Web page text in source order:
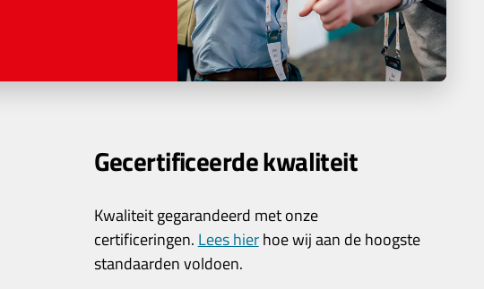
Gecertificeerde kwaliteit
Kwaliteit gegarandeerd met onze
certificeringen. Lees hierhoe wij aan de hoogste
standaarden voldoen.